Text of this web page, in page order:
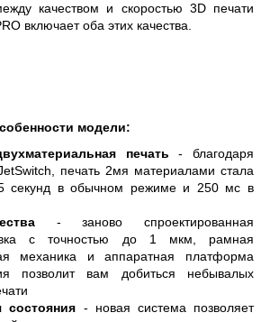
качеством и скоростью 3D печати
включает оба этих качества.
модели:
печать - благодаря
печать 2мя материалами стала
секунд в обычном режиме и 250 мс в
- заново спроектированная
с точностью до 1 мкм, рамная
механика и аппаратная платформа
позволит вам добиться небывалых
состояния - новая система позволяет